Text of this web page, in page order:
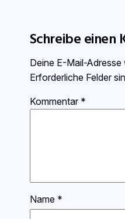
Schreibe einen
Deine E-Mail-
Erforderliche Felder
Kommentar *
Name *